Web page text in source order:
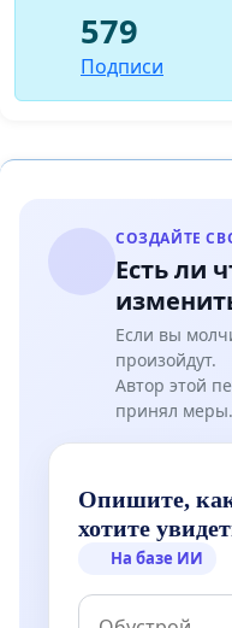
579
Подписи
СОЗДАЙТЕ
Есть ли
Если вы
произойдут.
Автор этой
принял
Опишите,
хотите
На базе ИИ